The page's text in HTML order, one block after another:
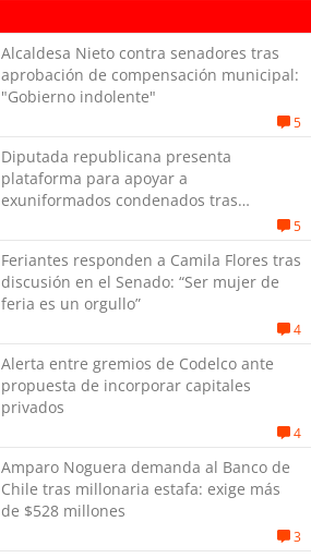
Alcaldesa Nieto contra senadores tras
aprobación de compensación municipal:
"Gobierno indolente"
5
Diputada republicana presenta
plataforma para apoyar a
exuniformados condenados tras
5
Feriantes responden a Camila Flores tras
discusión en el Senado: “Ser mujer de
feria es un orgullo”
4
Alerta entre gremios de Codelco ante
propuesta de incorporar capitales
privados
4
Amparo Noguera demanda al Banco de
Chile tras millonaria estafa: exige más
de $528 millones
3